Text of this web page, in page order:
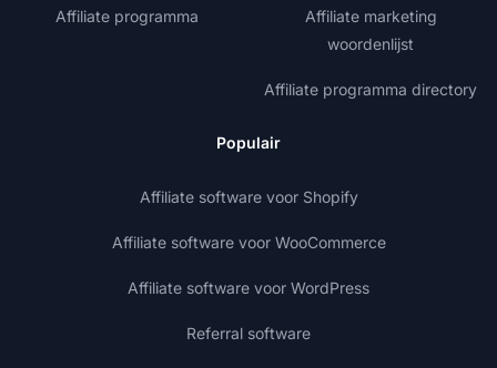
Affiliate programma
Affiliate marketing
woordenlijst
Affiliate programma directory
Populair
Affiliate software voor Shopify
Affiliate software voor WooCommerce
Affiliate software voor WordPress
Referral software